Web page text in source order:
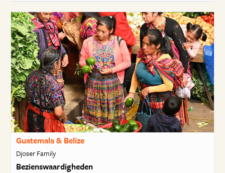
Guatemala & Belize
Djoser Family
Bezienswaardigheden